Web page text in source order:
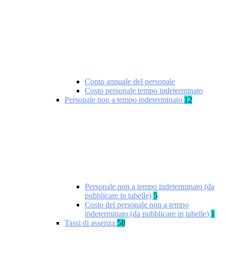
Conto annuale del personale
Costo personale tempo indeterminato
Personale non a tempo indeterminato 12
Personale non a tempo indeterminato (da
pubblicare in tabelle) 5
Costo del personale non a tempo
indeterminato (da pubblicare in tabelle) 1
Tassi di assenza 58